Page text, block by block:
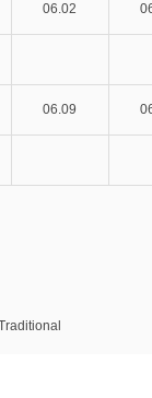
06.02
06.09